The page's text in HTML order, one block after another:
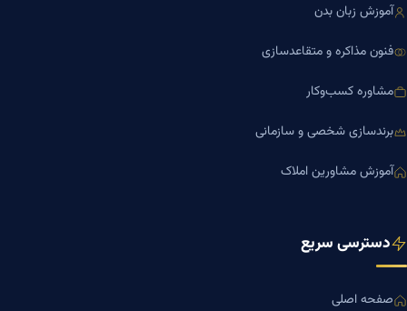
آموزش زبان بدن
فنون مذاکره و متقاعدسازی
مشاوره کسب‌وکار
برندسازی شخصی و سازمانی
آموزش مشاورین املاک
دسترسی سریع
صفحه اصلی